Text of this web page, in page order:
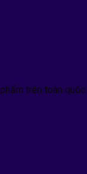
trên toàn quốc.